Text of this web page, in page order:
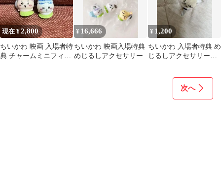
現在 ¥2,800
ちいかわ 映画 入場者特
典 チャームミニフィギ
¥ 16,666
ちいかわ 映画入場特典
めじるしアクセサリー
¥ 1,200
ちいかわ 入場者特典 め
じるしアクセサリー
次へ